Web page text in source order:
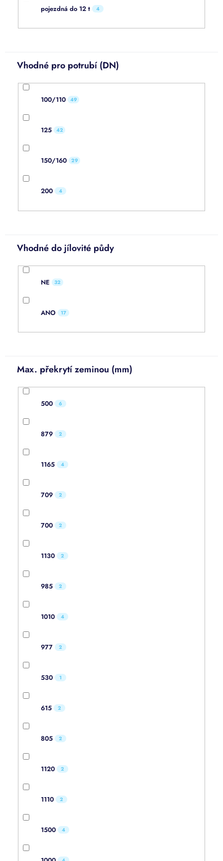
pojezdná do 12 t 4
Vhodné pro potrubí (DN)
100/110 49
125 42
150/160 29
200 4
Vhodné do jílovité půdy
NE 32
ANO 17
Max. překrytí zeminou (mm)
500 6
879 2
1165 4
709 2
700 2
1130 2
985 2
1010 4
977 2
530 1
615 2
805 2
1120 2
1110 2
1500 4